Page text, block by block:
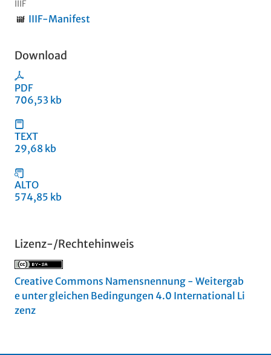
IIIF
IIIF-Manifest
Download
PDF
706,53 kb
TEXT
29,68 kb
ALTO
574,85 kb
Lizenz-/Rechtehinweis
Creative Commons Namensnennung - Weitergab
e unter gleichen Bedingungen 4.0 International Li
zenz